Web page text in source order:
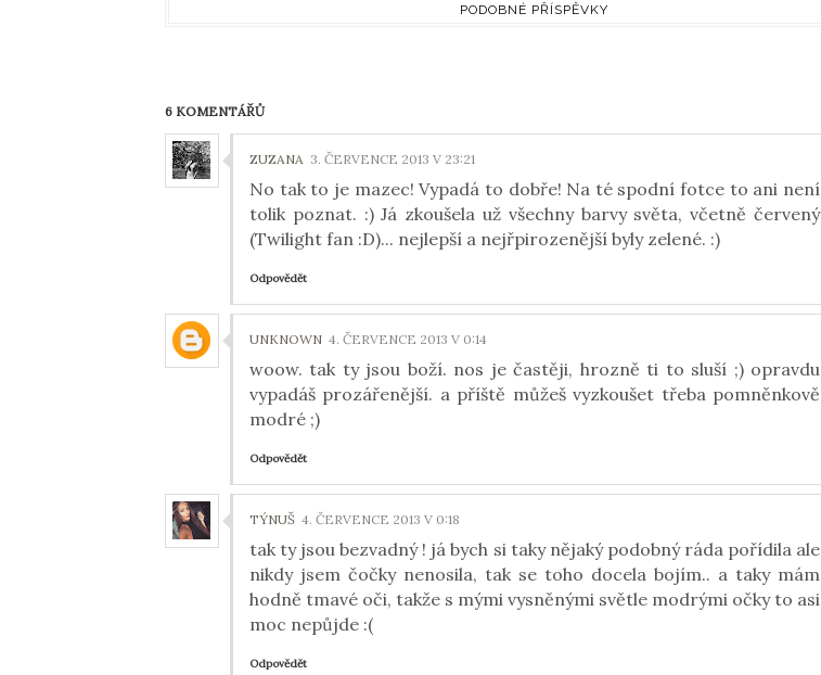
PODOBNÉ PŘÍSPĚVKY
6 KOMENTÁŘŮ
ZUZANA 3. ČERVENCE 2013 V 23:21
No tak to je mazec! Vypadá to dobře! Na té spodní fotce to ani není
tolik poznat. :) Já zkoušela už všechny barvy světa, včetně červený
(Twilight fan :D)... nejlepší a nejřpirozenější byly zelené. :)
Odpovědět
UNKNOWN 4. ČERVENCE 2013 V 0:14
woow. tak ty jsou boží. nos je častěji, hrozně ti to sluší ;) opravdu
vypadáš prozářenější. a příště můžeš vyzkoušet třeba pomněnkově
modré ;)
Odpovědět
TÝNUŠ 4. ČERVENCE 2013 V 0:18
tak ty jsou bezvadný ! já bych si taky nějaký podobný ráda pořídila ale
nikdy jsem čočky nenosila, tak se toho docela bojím.. a taky mám
hodně tmavé oči, takže s mými vysněnými světle modrými očky to asi
moc nepůjde :(
Odpovědět